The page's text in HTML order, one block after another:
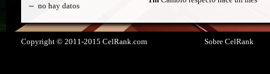
no hay datos
Copyright © 2011-2015 CelRank.com Sobre CelRank